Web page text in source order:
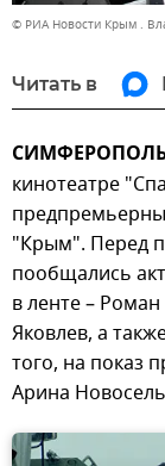
© РИА Новости Крым .
Читать в
кинотеатре
"Крым". Перед
пообщались
в ленте –
Яковлев, а
того, на показ
Арина